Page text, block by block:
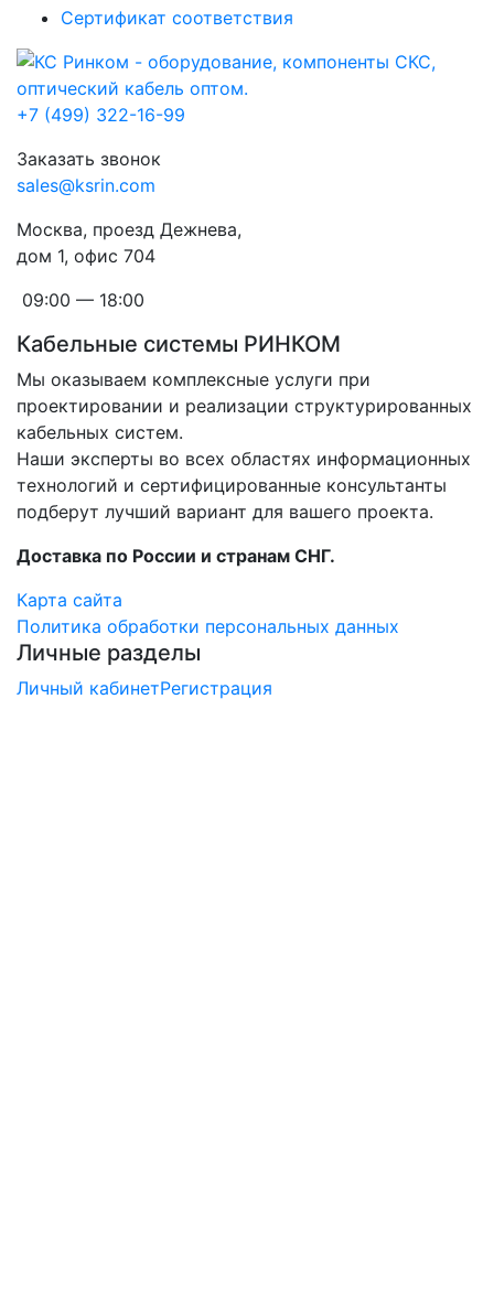
Сертификат соответствия
+7 (499) 322-16-99
Заказать звонок
sales@ksrin.com
Москва, проезд Дежнева,
дом 1, офис 704
09:00 — 18:00
Кабельные системы РИНКОМ
Мы оказываем комплексные услуги при
проектировании и реализации структурированных
кабельных систем.
Наши эксперты во всех областях информационных
технологий и сертифицированные консультанты
подберут лучший вариант для вашего проекта.
Доставка по России и странам СНГ.
Карта сайта
Политика обработки персональных данных
Личные разделы
Личный кабинетРегистрация